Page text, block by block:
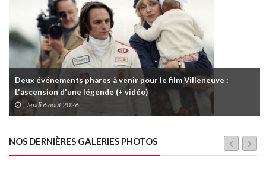
Deux événements phares à venir pour le film Villeneuve :
L'ascension d'une légende (+ vidéo)
Jeudi 6 août 2026
NOS DERNIÈRES GALERIES PHOTOS